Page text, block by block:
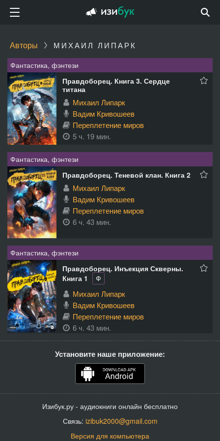
Авторы МИХАИЛ ЛИПАРК
Фантастика, фэнтези
Правдоборец. Книга 3. Сердце
титана
Михаил Липарк
Вадим Кривошеев
Переплетение миров
5 ч. 19 мин.
Фантастика, фэнтези
Правдоборец. Теневой клан. Книга 2
Михаил Липарк
Вадим Кривошеев
Переплетение миров
6 ч. 43 мин.
Фантастика, фэнтези
Правдоборец. Инъекция Скверны.
Книга 1
Ф
Михаил Липарк
Вадим Кривошеев
Переплетение миров
6 ч. 43 мин.
Установите наше приложение:
Изибук.ру - аудиокниги онлайн бесплатно
Связь: izibuk2000@gmail.com
Версия для компьютера